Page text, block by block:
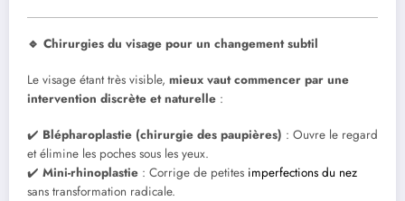
🔹 Chirurgies du visage pour un changement subtil
Le visage étant très visible, mieux vaut commencer par une
intervention discrète et naturelle :
✔️ Blépharoplastie (chirurgie des paupières) : Ouvre le regard
et élimine les poches sous les yeux.
✔️ Mini-rhinoplastie : Corrige de petites imperfections du nez
sans transformation radicale.